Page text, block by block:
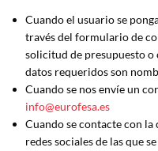
Cuando el usuario se
través del formulario de
solicitud de presupuesto o
datos requeridos son
Cuando se nos envíe un
info@eurofesa.es
Cuando se contacte con la
redes sociales de las que